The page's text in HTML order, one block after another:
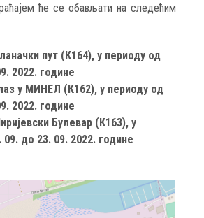
ће се обављати на следећим
пут (К164), у периоду од
2022. године
у МИНЕЛ (К162), у периоду од
2022. године
Булевар (К163), у
09. до 23. 09. 2022. године